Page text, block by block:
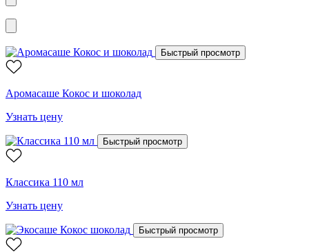
Быстрый просмотр
Аромасаше Кокос и шоколад
Узнать цену
Быстрый просмотр
Классика 110 мл
Узнать цену
Быстрый просмотр